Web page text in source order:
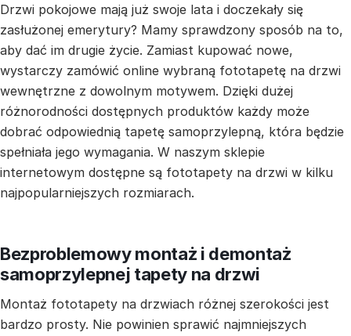
Drzwi pokojowe mają już swoje lata i doczekały się
zasłużonej emerytury? Mamy sprawdzony sposób na to,
aby dać im drugie życie. Zamiast kupować nowe,
wystarczy zamówić online wybraną fototapetę na drzwi
wewnętrzne z dowolnym motywem. Dzięki dużej
różnorodności dostępnych produktów każdy może
dobrać odpowiednią tapetę samoprzylepną, która będzie
spełniała jego wymagania. W naszym sklepie
internetowym dostępne są fototapety na drzwi w kilku
najpopularniejszych rozmiarach.
Bezproblemowy montaż i demontaż
samoprzylepnej tapety na drzwi
Montaż fototapety na drzwiach różnej szerokości jest
bardzo prosty. Nie powinien sprawić najmniejszych